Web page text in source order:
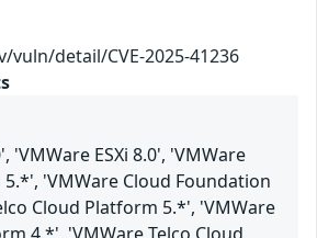
detail/CVE-2025-41236
'VMWare ESXi 8.0', 'VMWare
'VMWare Cloud Foundation
Cloud Platform 5.*', 'VMWare